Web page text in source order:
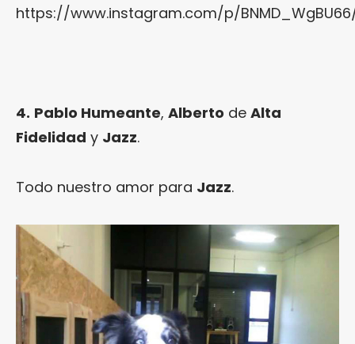
https://www.instagram.com/p/
4. Pablo Humeante, Alberto de Alta
Fidelidad y Jazz.
Todo nuestro amor para Jazz.